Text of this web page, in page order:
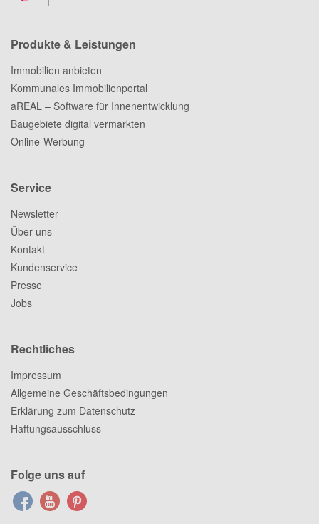
Produkte & Leistungen
Immobilien anbieten
Kommunales Immobilienportal
aREAL – Software für Innenentwicklung
Baugebiete digital vermarkten
Online-Werbung
Service
Newsletter
Über uns
Kontakt
Kundenservice
Presse
Jobs
Rechtliches
Impressum
Allgemeine Geschäftsbedingungen
Erklärung zum Datenschutz
Haftungsausschluss
Folge uns auf